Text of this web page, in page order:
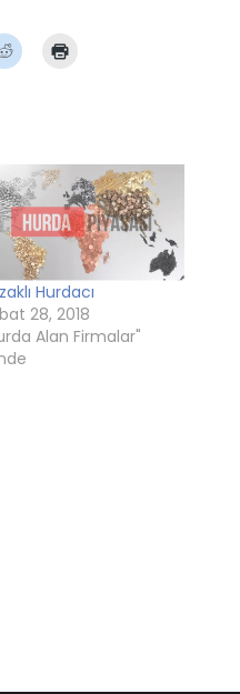
Reddit
üzerinde
Hurdacı
28, 2018
Alan Firmalar"